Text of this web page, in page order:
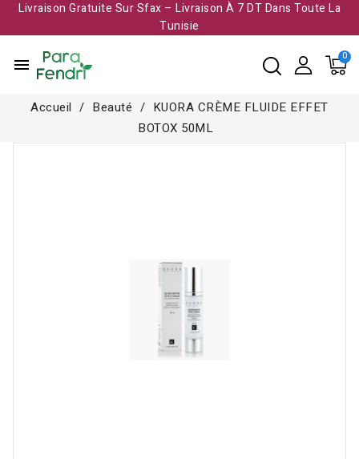
Livraison Gratuite Sur Sfax – Livraison À 7 DT Dans Toute La
Tunisie​
menu
Accueil Beauté
KUORA CRÈME FLUIDE EFFET
BOTOX 50ML